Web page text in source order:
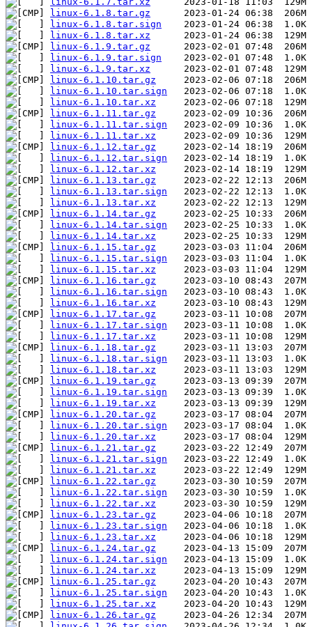
linux-6.1.8.tar.gz
linux-6.1.8.tar.sign
linux-6.1.8.tar.xz
linux-6.1.9.tar.gz
linux-6.1.9.tar.sign
linux-6.1.9.tar.xz
linux-6.1.10.tar.gz
linux-6.1.10.tar.sign
linux-6.1.10.tar.xz
linux-6.1.11.tar.gz
linux-6.1.11.tar.sign
linux-6.1.11.tar.xz
linux-6.1.12.tar.gz
linux-6.1.12.tar.sign
linux-6.1.12.tar.xz
linux-6.1.13.tar.gz
linux-6.1.13.tar.sign
linux-6.1.13.tar.xz
linux-6.1.14.tar.gz
linux-6.1.14.tar.sign
linux-6.1.14.tar.xz
linux-6.1.15.tar.gz
linux-6.1.15.tar.sign
linux-6.1.15.tar.xz
linux-6.1.16.tar.gz
linux-6.1.16.tar.sign
linux-6.1.16.tar.xz
linux-6.1.17.tar.gz
linux-6.1.17.tar.sign
linux-6.1.17.tar.xz
linux-6.1.18.tar.gz
linux-6.1.18.tar.sign
linux-6.1.18.tar.xz
linux-6.1.19.tar.gz
linux-6.1.19.tar.sign
linux-6.1.19.tar.xz
linux-6.1.20.tar.gz
linux-6.1.20.tar.sign
linux-6.1.20.tar.xz
linux-6.1.21.tar.gz
linux-6.1.21.tar.sign
linux-6.1.21.tar.xz
linux-6.1.22.tar.gz
linux-6.1.22.tar.sign
linux-6.1.22.tar.xz
linux-6.1.23.tar.gz
linux-6.1.23.tar.sign
linux-6.1.23.tar.xz
linux-6.1.24.tar.gz
linux-6.1.24.tar.sign
linux-6.1.24.tar.xz
linux-6.1.25.tar.gz
linux-6.1.25.tar.sign
linux-6.1.25.tar.xz
linux-6.1.26.tar.gz